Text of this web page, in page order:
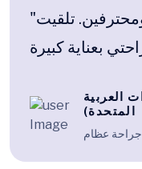
"كان الأطباء لطفاء للغاية ومحترفين. تلقيت
العربية
المتحدة)
جراحة عظام